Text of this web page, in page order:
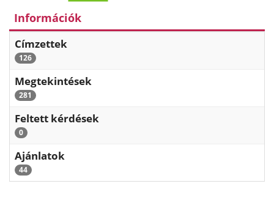
Információk
Címzettek
126
Megtekintések
281
Feltett kérdések
0
Ajánlatok
44